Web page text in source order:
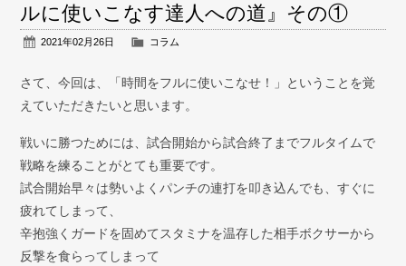
個人のお客様
弁護士紹介
お問い合わせ
アクセス
採用情報
ルに使いこなす達人への道』その①
2021年02月26日 コラム
さて、今回は、「時間をフルに使いこなせ！」ということを覚
えていただきたいと思います。
戦いに勝つためには、試合開始から試合終了までフルタイムで
戦略を練ることがとても重要です。
試合開始早々は勢いよくパンチの連打を叩き込んでも、すぐに
疲れてしまって、
辛抱強くガードを固めてスタミナを温存した相手ボクサーから
反撃を食らってしまって